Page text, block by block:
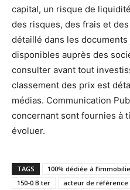
capital, un risque de
des risques, des frais et
détaillé dans les
disponibles auprès des
consulter avant tout
classement des prix est
médias. Communication
concernant sont fournies à
évoluer.
TAGS
100% dédiée à
150-0 B ter
acteur de